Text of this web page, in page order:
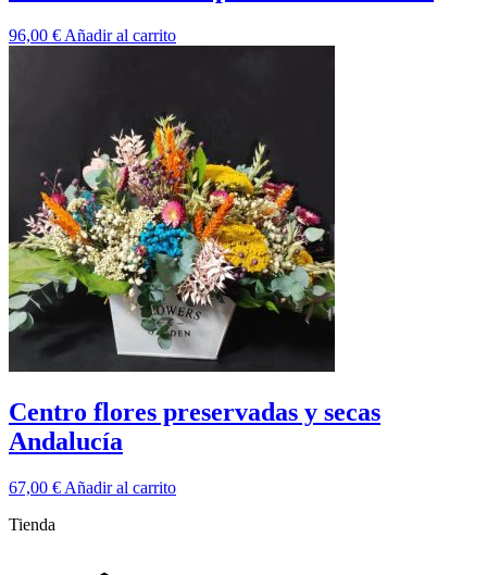
96,00 € Añadir al carrito
Centro flores preservadas y secas
Andalucía
67,00 € Añadir al carrito
Tienda